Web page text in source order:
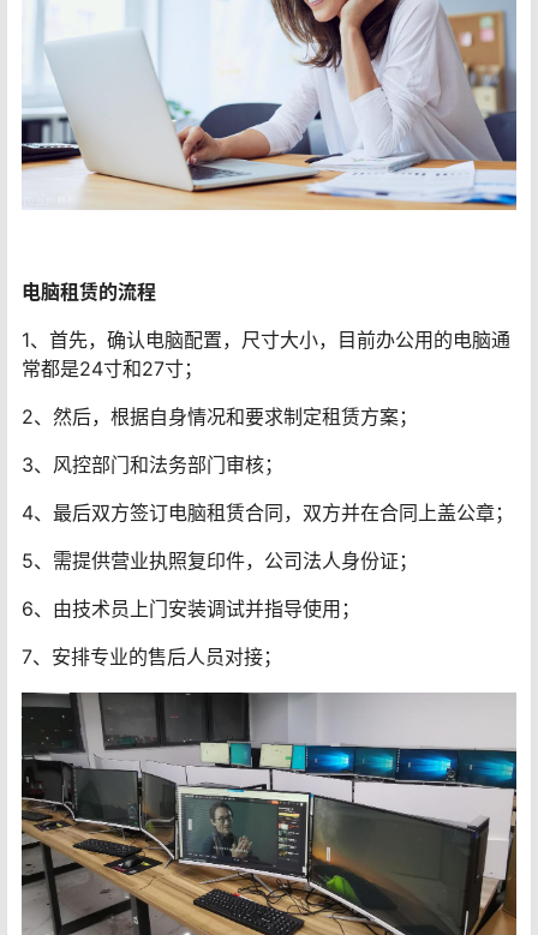
电脑租赁的流程
1、首先，确认电脑配置，尺寸大小，目前办公用的电脑通
常都是24寸和27寸；
2、然后，根据自身情况和要求制定租赁方案；
3、风控部门和法务部门审核；
4、最后双方签订电脑租赁合同，双方并在合同上盖公章；
5、需提供营业执照复印件，公司法人身份证；
6、由技术员上门安装调试并指导使用；
7、安排专业的售后人员对接；